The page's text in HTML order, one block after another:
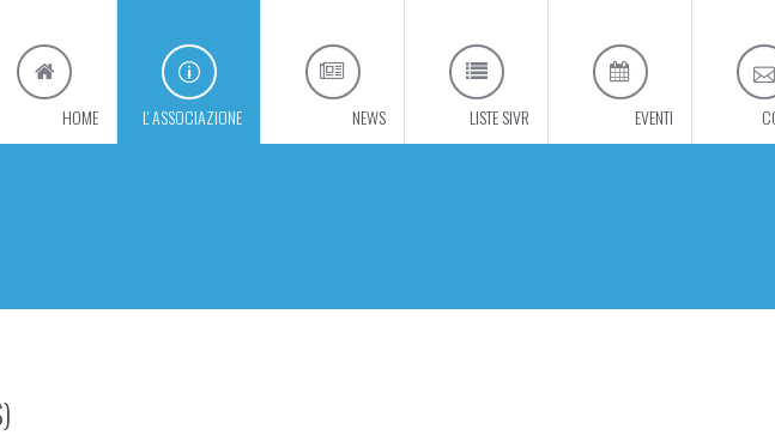
HOME L' ASSOCIAZIONE NEWS LISTE SIVR EVENTI